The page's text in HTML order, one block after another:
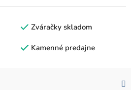
Zváračky skladom
Kamenné predajne